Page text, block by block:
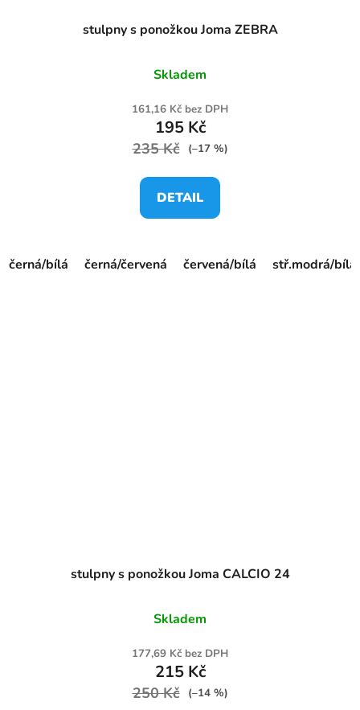
stulpny s ponožkou Joma ZEBRA
Skladem
161,16 Kč bez DPH
195 Kč
235 Kč (–17 %)
DETAIL
černá/bílá černá/červená červená/bílá stř.modrá/bílá
stulpny s ponožkou Joma CALCIO 24
Skladem
177,69 Kč bez DPH
215 Kč
250 Kč (–14 %)